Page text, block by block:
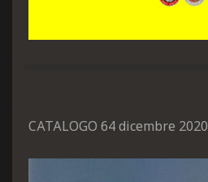
CATALOGO 64 dicembre 2020